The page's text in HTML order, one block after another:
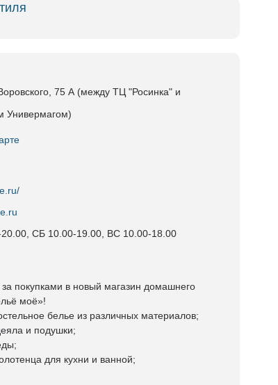
75 А (между ТЦ "Росинка" и
Универмагом)
СБ 10.00-19.00, ВС 10.00-18.00
покупками в новый магазин домашнего
моё»!
белье из различных материалов;
и подушки;
для кухни и ванной;